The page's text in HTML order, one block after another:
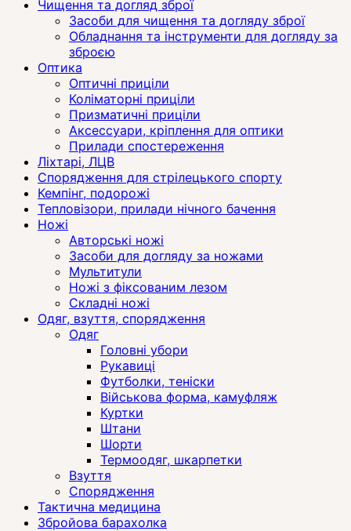
Чищення та догляд зброї
Засоби для чищення та догляду зброї
Обладнання та інструменти для догляду за
зброєю
Оптика
Оптичні приціли
Коліматорні приціли
Призматичні приціли
Аксессуари, кріплення для оптики
Прилади спостереження
Ліхтарі, ЛЦВ
Спорядження для стрілецького спорту
Кемпінг, подорожі
Тепловізори, прилади нічного бачення
Ножі
Авторські ножі
Засоби для догляду за ножами
Мультитули
Ножі з фіксованим лезом
Складні ножі
Одяг, взуття, спорядження
Одяг
Головні убори
Рукавиці
Футболки, теніски
Військова форма, камуфляж
Куртки
Штани
Шорти
Термоодяг, шкарпетки
Взуття
Спорядження
Тактична медицина
Збройова барахолка